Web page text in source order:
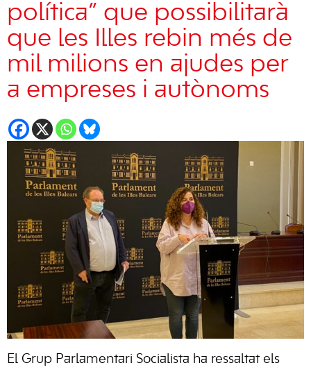
política” que possibilitarà
que les Illes rebin més de
mil milions en ajudes per
a empreses i autònoms
El Grup Parlamentari Socialista ha ressaltat els